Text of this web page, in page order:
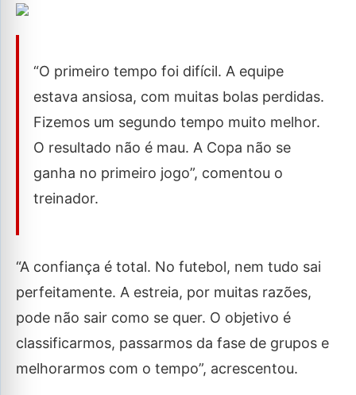
“O primeiro tempo foi difícil. A equipe
estava ansiosa, com muitas bolas perdidas.
Fizemos um segundo tempo muito melhor.
O resultado não é mau. A Copa não se
ganha no primeiro jogo”, comentou o
treinador.
“A confiança é total. No futebol, nem tudo sai
perfeitamente. A estreia, por muitas razões,
pode não sair como se quer. O objetivo é
classificarmos, passarmos da fase de grupos e
melhorarmos com o tempo”, acrescentou.